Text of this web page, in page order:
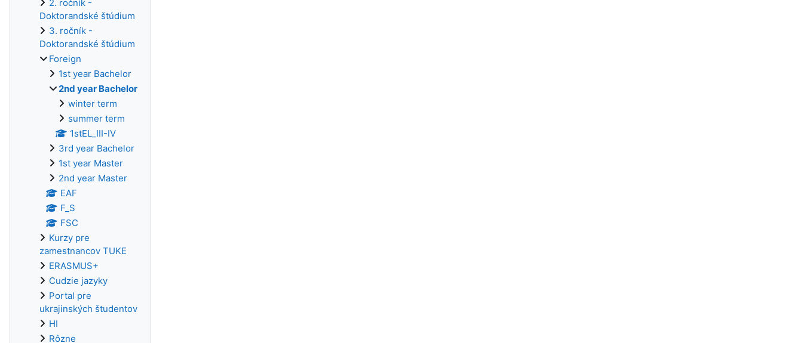
2. ročník -
Doktorandské štúdium
3. ročník -
Doktorandské štúdium
Foreign
1st year Bachelor
2nd year Bachelor
winter term
summer term
1stEL_III-IV
3rd year Bachelor
1st year Master
2nd year Master
EAF
F_S
FSC
Kurzy pre
zamestnancov TUKE
ERASMUS+
Cudzie jazyky
Portal pre
ukrajinských študentov
HI
Rôzne